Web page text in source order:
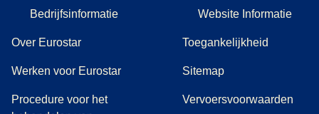
Bedrijfsinformatie
Over Eurostar
Werken voor Eurostar
Procedure voor het
Website Informatie
Toegankelijkheid
Sitemap
Vervoersvoorwaarden